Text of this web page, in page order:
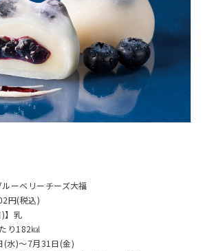
ルーベリーチーズ大福
円(税込)
)】乳
たり182㎉
(水)～7月31日(金)